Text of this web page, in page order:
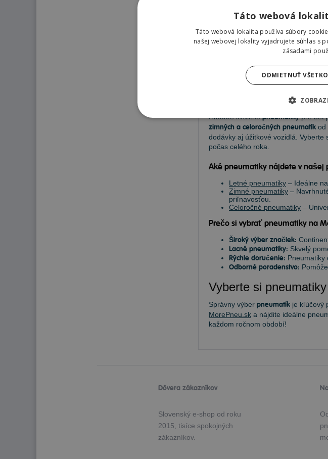
229,86 €
Hľadáte kvalitnépneumatikypre
zimných a celoročných pneumatík od
dodávky aj úžitkové vozidlá.
počas celého roka.
Aké pneumatiky nájdete v našej
Letné pneumatiky – Ideálne
Zimné pneumatiky –
priľnavosťou.
Celoročné pneumatiky –
Prečo si vybrať pneumatiky na
Široký výber značiek:
Lacné pneumatiky: Skvelý
Rýchle doručenie: Pneumatiky
Odborné poradenstvo:
Vyberte si
Správny výber pneumatík je kľúčový
MorePneu.sk a nájdite ideálne
každom ročnom období!
Dôvera zákazníkov
Slovenský e-shop od roku
2015, tisíce spokojných
zákazníkov.
Táto webová
Táto webová lokalita používa súbory
našej webovej lokality vyjadrujete súhlas s
zásadami
ODMIETNUŤ VŠETKO